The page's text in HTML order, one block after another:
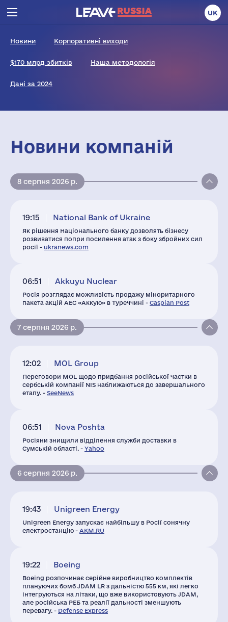
Новини Корпоративні виходи
$170 млрд збитків Наша методологія
Дані за 2024
UK
Новини компаній
8 серпня 2026 р.
19:15 National Bank of Ukraine
Як рішення Національного банку дозволять бізнесу
розвиватися попри посилення атак з боку збройних сил
росії - ukranews.com
06:51 Akkuyu Nuclear
Росія розглядає можливість продажу міноритарного
пакета акцій АЕС «Аккую» в Туреччині - Caspian Post
7 серпня 2026 р.
12:02 MOL Group
Переговори MOL щодо придбання російської частки в
сербській компанії NIS наближаються до завершального
етапу. - SeeNews
06:51 Nova Poshta
Росіяни знищили відділення служби доставки в
Сумській області. - Yahoo
6 серпня 2026 р.
19:43 Unigreen Energy
Unigreen Energy запускає найбільшу в Росії сонячну
електростанцію - AKM.RU
19:22 Boeing
Boeing розпочинає серійне виробництво комплектів
плануючих бомб JDAM LR з дальністю 555 км, які легко
інтегруються на літаки, що вже використовують JDAM,
але російська РЕБ та реалії дальності зменшують
перевагу. - Defense Express